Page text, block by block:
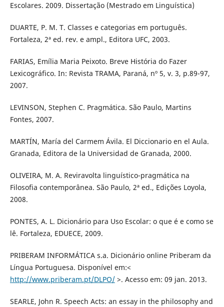
Escolares. 2009. Dissertação (Mestrado em Linguística)
DUARTE, P. M. T. Classes e categorias em português.
Fortaleza, 2ª ed. rev. e ampl., Editora UFC, 2003.
FARIAS, Emília Maria Peixoto. Breve História do Fazer
Lexicográfico. In: Revista TRAMA, Paraná, nº 5, v. 3, p.89-97,
2007.
LEVINSON, Stephen C. Pragmática. São Paulo, Martins
Fontes, 2007.
MARTÍN, María del Carmem Ávila. El Diccionario en el Aula.
Granada, Editora de la Universidad de Granada, 2000.
OLIVEIRA, M. A. Reviravolta linguístico-pragmática na
Filosofia contemporânea. São Paulo, 2ª ed., Edições Loyola,
2008.
PONTES, A. L. Dicionário para Uso Escolar: o que é e como se
lê. Fortaleza, EDUECE, 2009.
PRIBERAM INFORMÁTICA s.a. Dicionário online Priberam da
Língua Portuguesa. Disponível em:<
http://www.priberam.pt/DLPO/>. Acesso em: 09 jan. 2013.
SEARLE, John R. Speech Acts: an essay in the philosophy and